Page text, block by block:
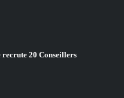
recrute 20 Conseillers